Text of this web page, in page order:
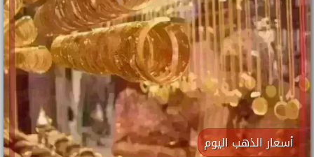
أسعار الذهب اليوم